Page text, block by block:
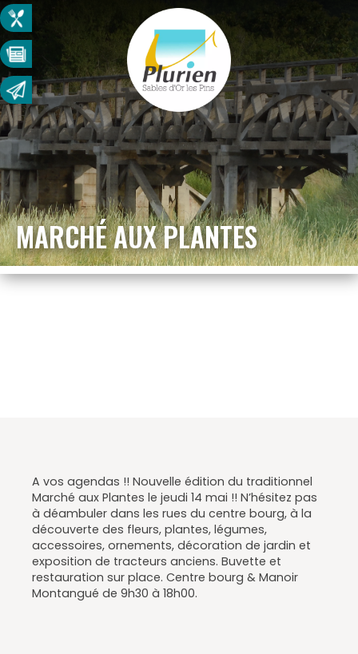
MARCHÉ AUX PLANTES
A vos agendas !! Nouvelle édition du traditionnel
Marché aux Plantes le jeudi 14 mai !! N’hésitez pas
à déambuler dans les rues du centre bourg, à la
découverte des fleurs, plantes, légumes,
accessoires, ornements, décoration de jardin et
exposition de tracteurs anciens. Buvette et
restauration sur place. Centre bourg & Manoir
Montangué de 9h30 à 18h00.